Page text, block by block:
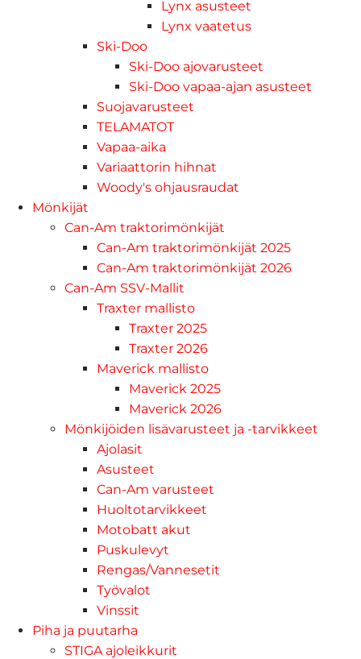
Lynx asusteet
Lynx vaatetus
Ski-Doo
Ski-Doo ajovarusteet
Ski-Doo vapaa-ajan asusteet
Suojavarusteet
TELAMATOT
Vapaa-aika
Variaattorin hihnat
Woody's ohjausraudat
Mönkijät
Can-Am traktorimönkijät
Can-Am traktorimönkijät 2025
Can-Am traktorimönkijät 2026
Can-Am SSV-Mallit
Traxter mallisto
Traxter 2025
Traxter 2026
Maverick mallisto
Maverick 2025
Maverick 2026
Mönkijöiden lisävarusteet ja -tarvikkeet
Ajolasit
Asusteet
Can-Am varusteet
Huoltotarvikkeet
Motobatt akut
Puskulevyt
Rengas/Vannesetit
Työvalot
Vinssit
Piha ja puutarha
STIGA ajoleikkurit